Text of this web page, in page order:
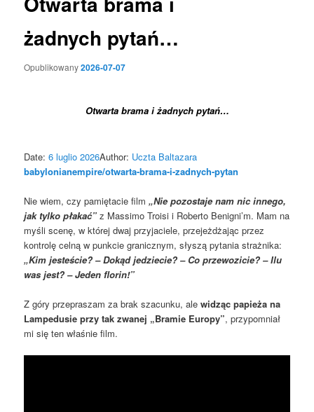
żadnych pytań…
Opublikowany2026-07-07
Otwarta brama i żadnych pytań…
Date:6 luglio 2026Author: Uczta Baltazara
babylonianempire/otwarta-brama-i-zadnych-pytan
Nie wiem, czy pamiętacie film„Nie pozostaje nam nic innego,
jak tylko płakać” z Massimo Troisi i Roberto Benigni’m. Mam na
myśli scenę, w której dwaj przyjaciele, przejeżdżając przez
kontrolę celną w punkcie granicznym, słyszą pytania strażnika:
„Kim jesteście? – Dokąd jedziecie? – Co przewozicie? – Ilu
was jest? – Jeden florin!”
Z góry przepraszam za brak szacunku, alewidząc papieża na
Lampedusie przy tak zwanej „Bramie Europy”, przypomniał
mi się ten właśnie film.